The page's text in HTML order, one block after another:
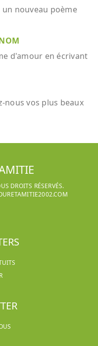
un nouveau poème
d'amour en écrivant
nous vos plus beaux
DROITS RÉSERVÉS.